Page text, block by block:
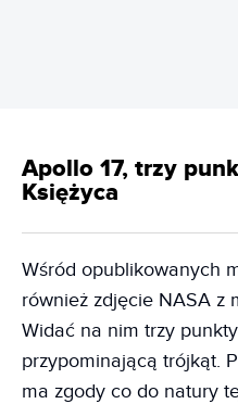
Apollo 17, trzy
Księżyca
Wśród opublikowanych
również zdjęcie NASA z
Widać na nim trzy
przypominającą trójkąt.
ma zgody co do natury